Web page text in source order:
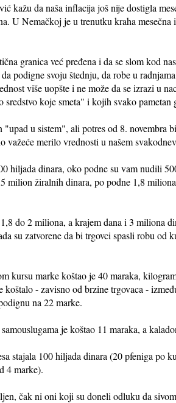
kažu da naša inflacija još nije dostigla
U Nemačkoj je u trenutku kraha
granica već pređena i da se slom kod
podigne svoju štednju, da robe u
više uopšte i ne može da se izrazi u
koje smeta" i kojih svako pametan
u sistem", ali potres od 8. novembra
merilo vrednosti u našem
hiljada dinara, oko podne su vam nudili
žiralnih dinara, po podne 1,8
do 2 miliona, a krajem dana i 3 miliona
su zatvorene da bi trgovci spasli robu od
kursu marke koštao je 40 maraka,
- zavisno od brzine trgovaca -
na 22 marke.
je koštao 11 maraka, a
stajala 100 hiljada dinara (20 pfeniga po
4 marke).
čak ni oni koji su doneli odluku da